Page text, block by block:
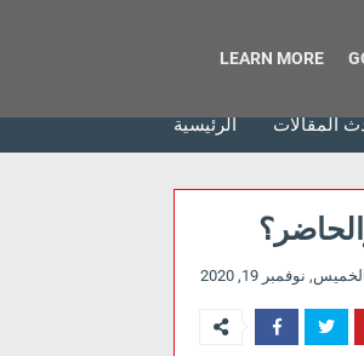
الحدث للآراء
الرئيسية المقالات
الخميس, نوفمبر 19, 2020
LEARN MORE